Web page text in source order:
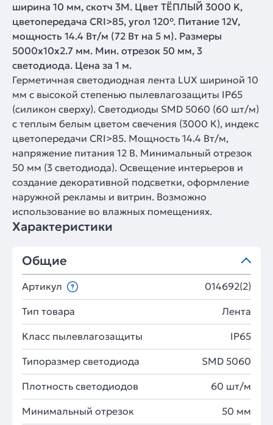
ширина 10 мм, скотч 3M. Цвет ТЁПЛЫЙ 3000 K,
цветопередача CRI>85, угол 120°. Питание 12V,
мощность 14.4 Вт/м (72 Вт на 5 м). Размеры
5000x10x2.7 мм. Мин. отрезок 50 мм, 3
светодиода. Цена за 1 м.
Герметичная светодиодная лента LUX шириной 10
мм с высокой степенью пылевлагозащиты IP65
(силикон сверху). Светодиоды SMD 5060 (60 шт/м)
с теплым белым цветом свечения (3000 К), индекс
цветопередачи CRI>85. Мощность 14.4 Вт/м,
напряжение питания 12 В. Минимальный отрезок
50 мм (3 светодиода). Освещение интерьеров и
создание декоративной подсветки, оформление
наружной рекламы и витрин. Возможно
использование во влажных помещениях.
Характеристики
Общие
Артикул 014692(2)
Тип товара Лента
Класс пылевлагозащиты IP65
Типоразмер светодиода SMD 5060
Плотность светодиодов 60 шт/м
Минимальный отрезок 50 мм